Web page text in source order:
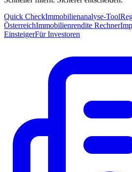
Quick CheckImmobilienanalyse-Tool
ÖsterreichImmobilienrendite Rechner
EinsteigerFür Investoren